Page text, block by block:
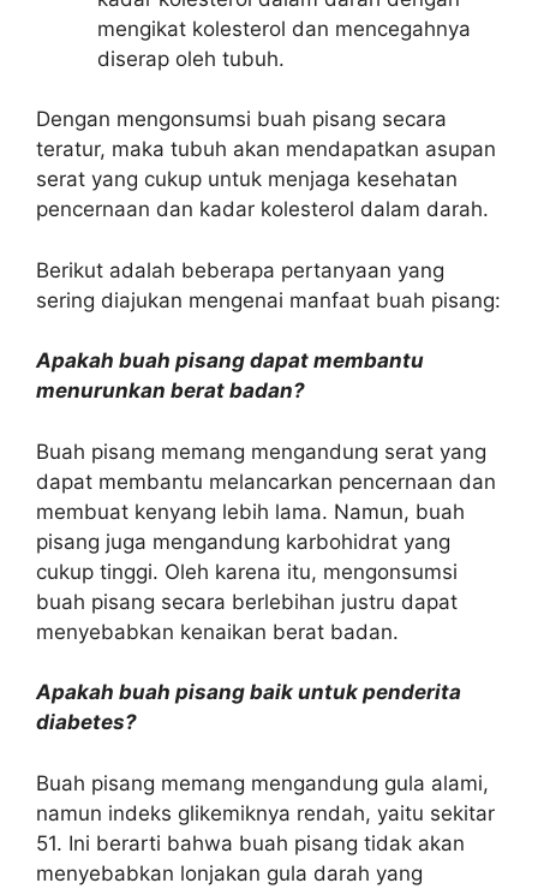
mengikat kolesterol dan mencegahnya
diserap oleh tubuh.
Dengan mengonsumsi buah pisang secara
teratur, maka tubuh akan mendapatkan asupan
serat yang cukup untuk menjaga kesehatan
pencernaan dan kadar kolesterol dalam darah.
Berikut adalah beberapa pertanyaan yang
sering diajukan mengenai manfaat buah pisang:
Apakah buah pisang dapat membantu
menurunkan berat badan?
Buah pisang memang mengandung serat yang
dapat membantu melancarkan pencernaan dan
membuat kenyang lebih lama. Namun, buah
pisang juga mengandung karbohidrat yang
cukup tinggi. Oleh karena itu, mengonsumsi
buah pisang secara berlebihan justru dapat
menyebabkan kenaikan berat badan.
Apakah buah pisang baik untuk penderita
diabetes?
Buah pisang memang mengandung gula alami,
namun indeks glikemiknya rendah, yaitu sekitar
51. Ini berarti bahwa buah pisang tidak akan
menyebabkan lonjakan gula darah yang